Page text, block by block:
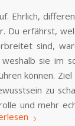
Ehrlich,
Du erfährst,
sind,
sie im
können.
zu
und mehr